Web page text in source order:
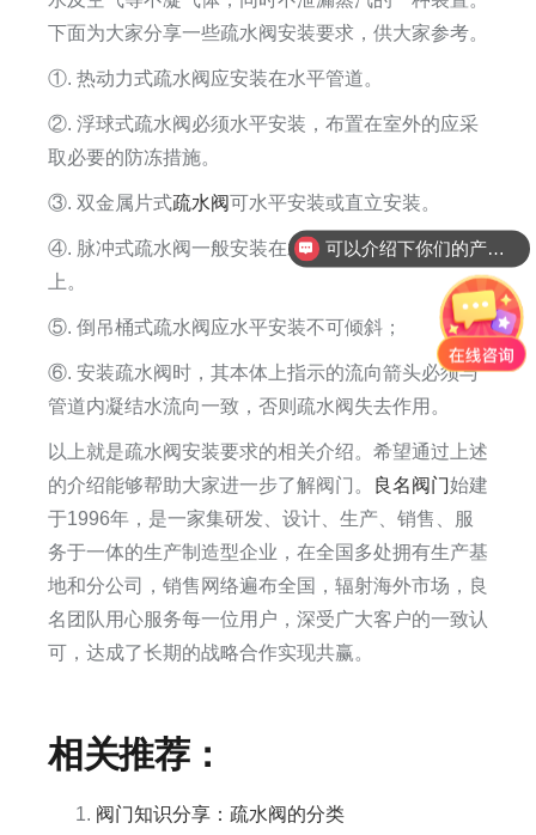
下面为大家分享一些疏水阀安装要求，供大家参考。
①. 热动力式疏水阀应安装在水平管道。
②. 浮球式疏水阀必须水平安装，布置在室外的应采
取必要的防冻措施。
③. 双金属片式疏水阀可水平安装或直立安装。
④. 脉冲式疏水阀一般安装在水平管道上，阀盖朝
上。
⑤. 倒吊桶式疏水阀应水平安装不可倾斜；
⑥. 安装疏水阀时，其本体上指示的流向箭头必须与
管道内凝结水流向一致，否则疏水阀失去作用。
以上就是疏水阀安装要求的相关介绍。希望通过上述
的介绍能够帮助大家进一步了解阀门。
良名阀门始建
于1996年，是一家集研发、设计、生产、销售、服
务于一体的生产制造型企业，在全国多处拥有生产基
地和分公司，销售网络遍布全国，辐射海外市场，良
名团队用心服务每一位用户，深受广大客户的一致认
可，达成了长期的战略合作实现共赢。​
相关推荐：
阀门知识分享：疏水阀的分类
可以介绍下你们的产品么